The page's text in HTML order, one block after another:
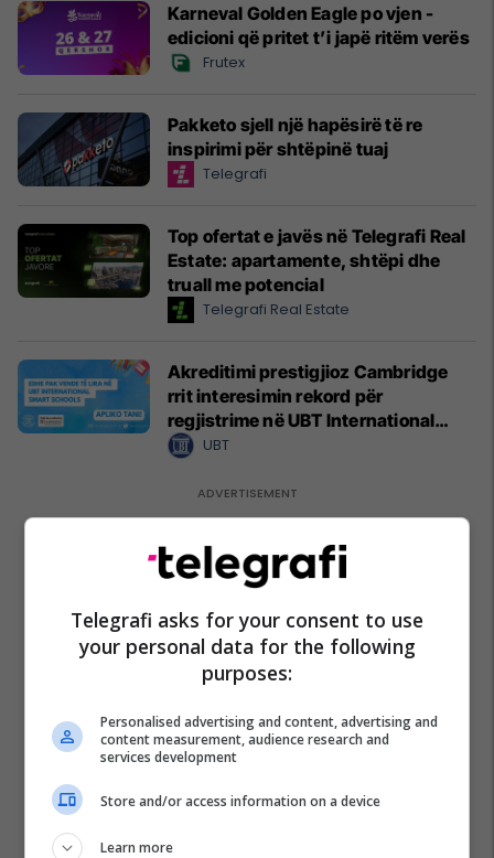
Karneval Golden Eagle po vjen -
edicioni që pritet t’i japë ritëm verës
Frutex
Pakketo sjell një hapësirë të re
inspirimi për shtëpinë tuaj
Telegrafi
Top ofertat e javës në Telegrafi Real
Estate: apartamente, shtëpi dhe
truall me potencial
Telegrafi Real Estate
Akreditimi prestigjioz Cambridge
rrit interesimin rekord për
regjistrime në UBT International
Smart Schools
UBT
Telegrafi asks for your consent to use
your personal data for the following
purposes:
Personalised advertising and content, advertising and
content measurement, audience research and
services development
Store and/or access information on a device
Learn more